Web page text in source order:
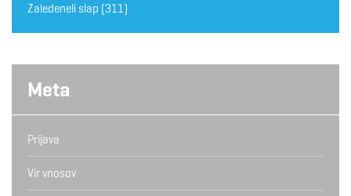
Zaledeneli slap (311)
Meta
Prijava
Vir vnosov